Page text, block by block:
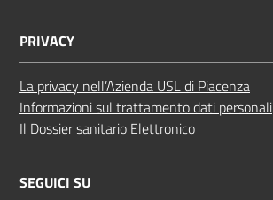
PRIVACY
La privacy nell’Azienda USL di Piacenza
Informazioni sul trattamento dati personali
Il Dossier sanitario Elettronico
SEGUICI SU